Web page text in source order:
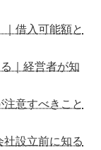
借入可能額と
｜経営者が知
意すべきこと
設立前に知る